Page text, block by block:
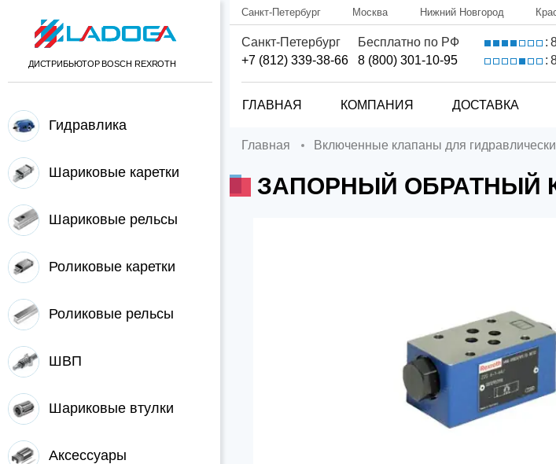
ДИСТРИБЬЮТОР BOSCH REXROTH
Гидравлика
Шариковые каретки
Шариковые рельсы
Роликовые каретки
Роликовые рельсы
ШВП
Шариковые втулки
Аксессуары
Санкт-Петербург Москва Нижний Новгород
Санкт-Петербург
+7 (812) 339-38-66
Бесплатно по РФ
8 (800) 301-10-95
:
:
ГЛАВНАЯ КОМПАНИЯ ДОСТАВКА
Главная Включенные клапаны для
ЗАПОРНЫЙ ОБРАТНЫЙ